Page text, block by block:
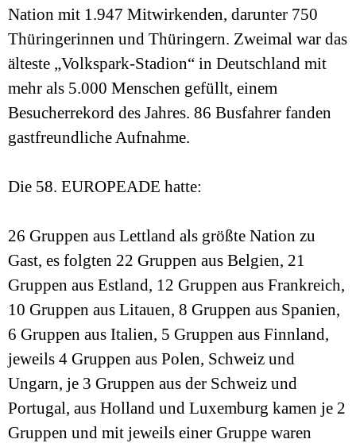
Nation mit 1.947 Mitwirkenden, darunter 750
Thüringerinnen und Thüringern. Zweimal war das
älteste „Volkspark-Stadion“ in Deutschland mit
mehr als 5.000 Menschen gefüllt, einem
Besucherrekord des Jahres. 86 Busfahrer fanden
gastfreundliche Aufnahme.
Die 58. EUROPEADE hatte:
26 Gruppen aus Lettland als größte Nation zu
Gast, es folgten 22 Gruppen aus Belgien, 21
Gruppen aus Estland, 12 Gruppen aus Frankreich,
10 Gruppen aus Litauen, 8 Gruppen aus Spanien,
6 Gruppen aus Italien, 5 Gruppen aus Finnland,
jeweils 4 Gruppen aus Polen, Schweiz und
Ungarn, je 3 Gruppen aus der Schweiz und
Portugal, aus Holland und Luxemburg kamen je 2
Gruppen und mit jeweils einer Gruppe waren